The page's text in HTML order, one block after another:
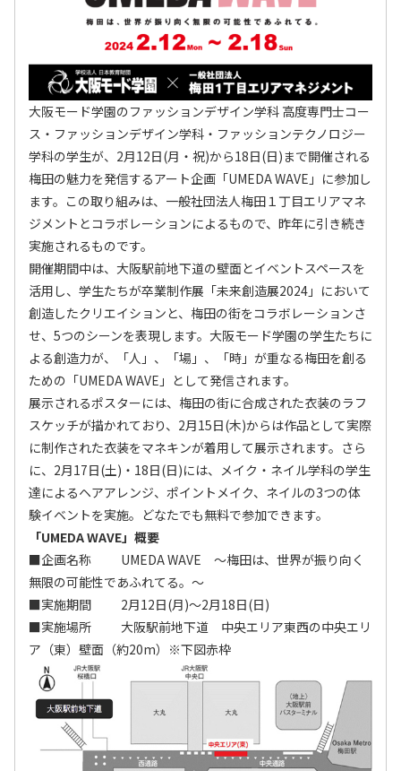
大阪モード学園のファッションデザイン学科 高度専門士コー
ス・ファッションデザイン学科・ファッションテクノロジー
学科の学生が、2月12日(月・祝)から18日(日)まで開催される
梅田の魅力を発信するアート企画「UMEDA WAVE」に参加し
ます。この取り組みは、一般社団法人梅田１丁目エリアマネ
ジメントとコラボレーションによるもので、昨年に引き続き
実施されるものです。
開催期間中は、大阪駅前地下道の壁面とイベントスペースを
活用し、学生たちが卒業制作展「未来創造展2024」において
創造したクリエイションと、梅田の街をコラボレーションさ
せ、5つのシーンを表現します。大阪モード学園の学生たちに
よる創造力が、「人」、「場」、「時」が重なる梅田を創る
ための「UMEDA WAVE」として発信されます。
展示されるポスターには、梅田の街に合成された衣装のラフ
スケッチが描かれており、2月15日(木)からは作品として実際
に制作された衣装をマネキンが着用して展示されます。さら
に、2月17日(土)・18日(日)には、メイク・ネイル学科の学生
達によるヘアアレンジ、ポイントメイク、ネイルの3つの体
験イベントを実施。どなたでも無料で参加できます。
「UMEDA WAVE」概要
■企画名称 UMEDA WAVE ～梅田は、世界が振り向く
無限の可能性であふれてる。～
■実施期間 2月12日(月)～2月18日(日)
■実施場所 大阪駅前地下道 中央エリア東西の中央エリ
ア（東）壁面（約20m）※下図赤枠